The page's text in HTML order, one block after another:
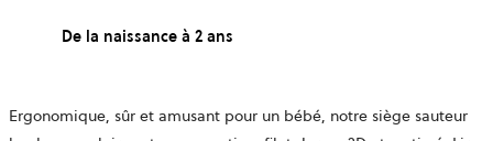
De la naissance à 2 ans
Ergonomique, sûr et amusant pour un bébé, notre siège sauteur